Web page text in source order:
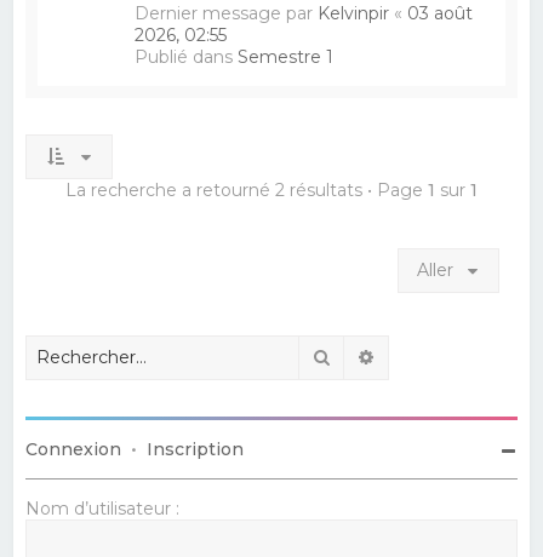
Dernier message par Kelvinpir « 03 août
2026, 02:55
Publié dansSemestre 1
La recherche a retourné 2 résultats • Page 1 sur 1
Aller
Rechercher
Connexion • Inscription
Nom d’utilisateur :